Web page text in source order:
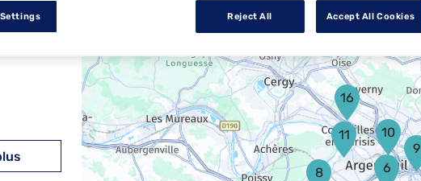
24 Top Garage au Plessis-Robinson
16
8
11
10
9
6
Reject All Accept All Cookies